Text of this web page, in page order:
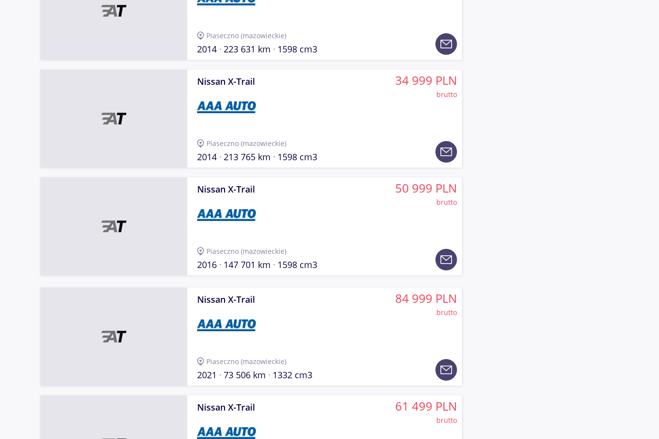
Piaseczno (mazowieckie)
2014 223 631 km 1598 cm3
Nissan X-Trail 34 999 PLN
brutto
Piaseczno (mazowieckie)
2014 213 765 km 1598 cm3
Nissan X-Trail 50 999 PLN
brutto
Piaseczno (mazowieckie)
2016 147 701 km 1598 cm3
Nissan X-Trail 84 999 PLN
brutto
Piaseczno (mazowieckie)
2021 73 506 km 1332 cm3
Nissan X-Trail 61 499 PLN
brutto